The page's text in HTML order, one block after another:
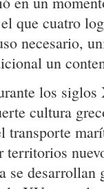
que cuatro
necesario,
un
los
cultura
transporte
territorios
se desarrollan